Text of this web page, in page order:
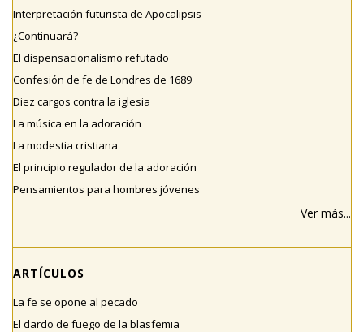
Interpretación futurista de Apocalipsis
¿Continuará?
El dispensacionalismo refutado
Confesión de fe de Londres de 1689
Diez cargos contra la iglesia
La música en la adoración
La modestia cristiana
El principio regulador de la adoración
Pensamientos para hombres jóvenes
Ver más...
ARTÍCULOS
La fe se opone al pecado
El dardo de fuego de la blasfemia